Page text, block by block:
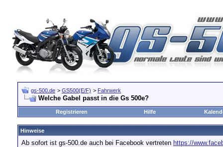
gs-500.de > GS500(E/F) > Fahrwerk
Welche Gabel passt in die Gs 500e?
Registrieren Hilfe
Hinweise
Ab sofort ist gs-500.de auch bei Facebook vertreten https://